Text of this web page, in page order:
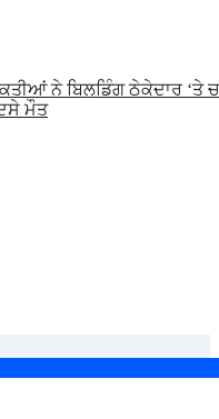
ਨੇ ਬਿਲਡਿੰਗ ਠੇਕੇਦਾਰ
ਮੌਤ